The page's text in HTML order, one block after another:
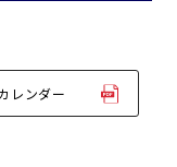
レンダー
ンスセンター
センター
ー